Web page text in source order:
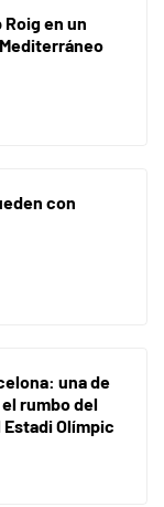
en un
con
una de
rumbo del
Olímpic